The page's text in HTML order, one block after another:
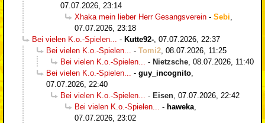
07.07.2026, 23:14
Xhaka mein lieber Herr Gesangsverein - Sebi
07.07.2026, 23:18
Bei vielen K.o.-Spielen...
- Kutte92- 07.07.2026, 22:37
Bei vielen K.o.-Spielen...
- Tomi2 08.07.2026, 11:25
Bei vielen K.o.-Spielen...
- Nietzsche 08.07.2026, 11:40
Bei vielen K.o.-Spielen...
- guy_incognito
07.07.2026, 22:40
Bei vielen K.o.-Spielen...
- Eisen 07.07.2026, 22:42
Bei vielen K.o.-Spielen...
- haweka
07.07.2026, 23:02